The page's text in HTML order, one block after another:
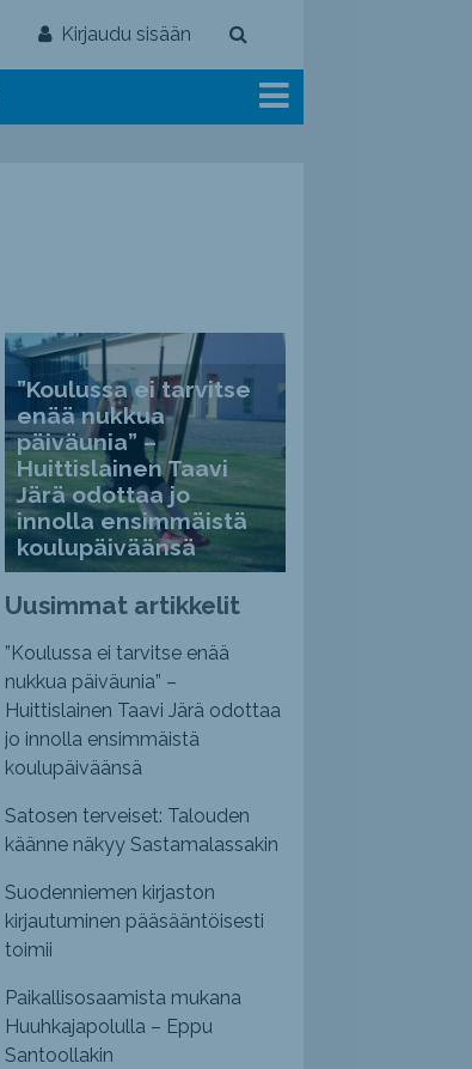
Kirjaudu sisään
”Koulussa ei tarvitse
enää nukkua
päiväunia” –
Huittislainen Taavi
Järä odottaa jo
innolla ensimmäistä
koulupäiväänsä
Uusimmat artikkelit
”Koulussa ei tarvitse enää
nukkua päiväunia” –
Huittislainen Taavi Järä odottaa
jo innolla ensimmäistä
koulupäiväänsä
Satosen terveiset: Talouden
käänne näkyy Sastamalassakin
Suodenniemen kirjaston
kirjautuminen pääsääntöisesti
toimii
Paikallisosaamista mukana
Huuhkajapolulla – Eppu
Santoollakin